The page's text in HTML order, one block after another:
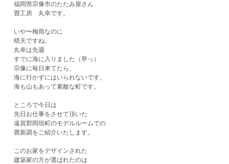
福岡県宗像市のたたみ屋さん
畳工房 丸幸です。
いや〜梅雨なのに
晴天ですね。
丸幸は先週
すでに海に入りました（早っ）
宗像に毎日来てたら、
海に行かずにはいられないです。
海も山もあって素敵な町です。
ところで今日は
先日お仕事をさせて頂いた
​遠賀郡岡垣町のモデルルームでの
畳新調をご紹介いたします。
このお家をデザインされた
建築家の方が選ばれたのは